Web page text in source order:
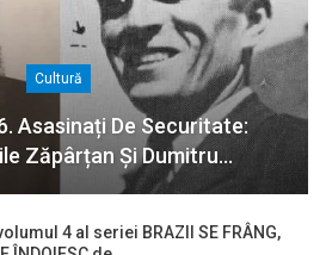
Cultură
Asasinați De Securitate:
Zăpârțan Și Dumitru…
4 al seriei BRAZII SE FRÂNG,